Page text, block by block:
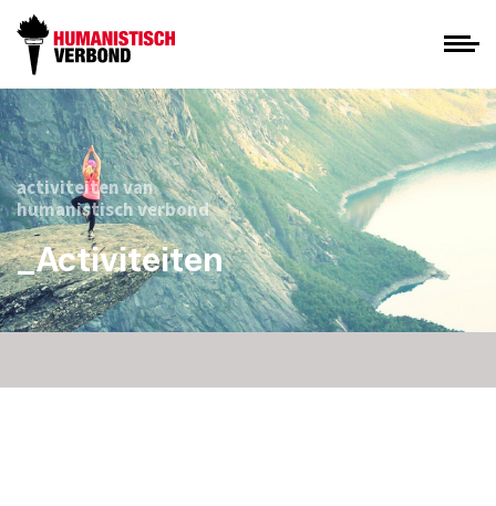
activiteiten van
humanistisch verbond
_Activiteiten